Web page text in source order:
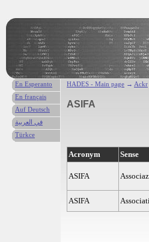
HADES - Main page → Ackr
ASIFA
Acronym Sense
ASIFA
ASIFA
En Esperanto
En français
Auf Deutsch
في العربية
Türkce